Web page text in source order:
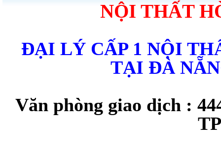
NỘI THẤT
ĐẠI LÝ CẤP 1 NỘI
TẠI ĐÀ
Văn phòng giao dịch :